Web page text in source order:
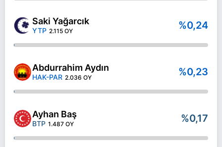
Saki Yağarcık
YTP 2.115 OY %0,24
Abdurrahim Aydın
HAK-PAR 2.036 OY %0,23
Ayhan Baş
BTP 1.487 OY %0,17